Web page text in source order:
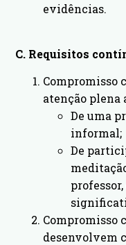
evidências.
C. Requisitos
Compromisso
atenção plena
De uma
informal;
De
Compromisso
desenvolvem